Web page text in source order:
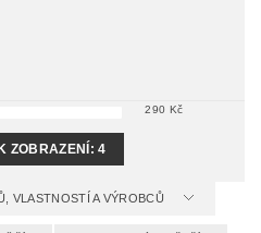
290 Kč
ZOBRAZENÍ:4
VLASTNOSTÍ A VÝROBCŮ